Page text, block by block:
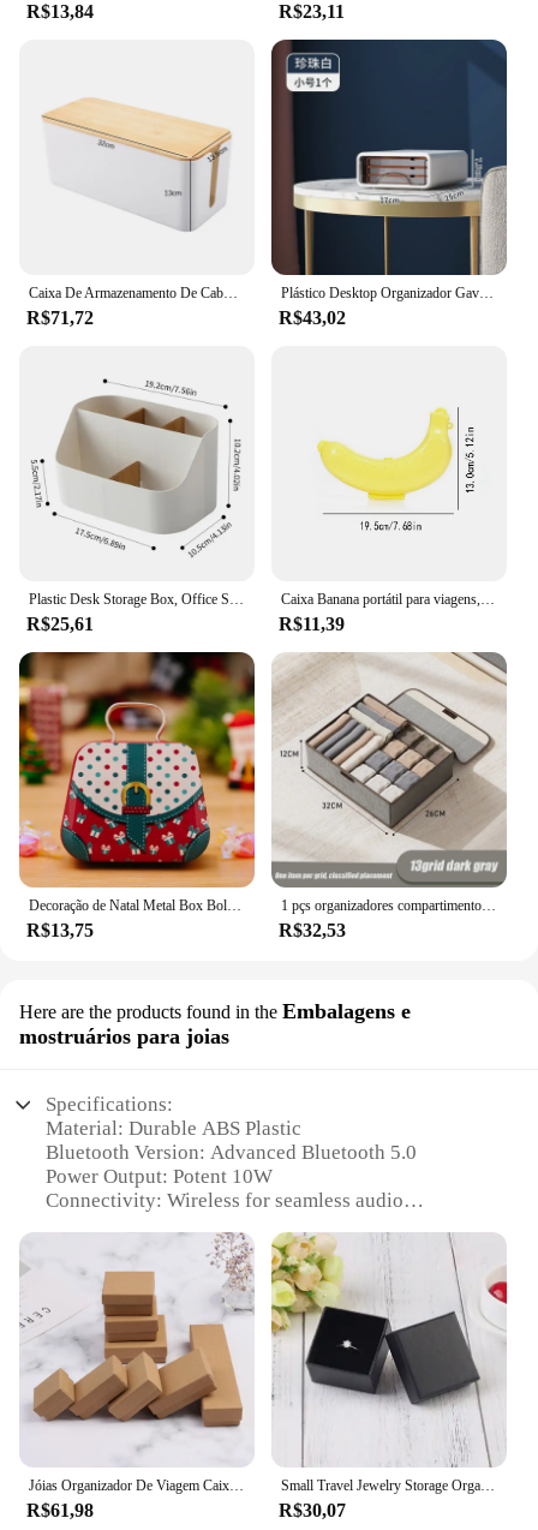
R$13,84 R$23,11
Caixa De Armazenamento De Cabo De Madeira, Caso De Faixa De Poder, Organizador De Gerenciamento De Fio, Anti-Poeira Carregador Bin, Soquete De Rede
R$71,72
Plástico Desktop Organizador Gaveta, Maquiagem Caixa De Armazenamento, Empilhável Jóias Recipiente, Grande Máscara, Armazenamento De Escritório, Medicina, Dustproof
R$43,02
Plastic Desk Storage Box, Office Supplies Box, Makeup Cosmetic Desktop Organizer, Dividing Box for Living Room
R$25,61
Caixa Banana portátil para viagens, caixa de armazenamento de frutas, forma de banana plástica, estojo protetor ao ar livre, 3 cores
R$11,39
Decoração de Natal Metal Box Bolsa Shape Tin Jar Estojo de armazenamento de jóias Kids Gift Can Decors Xmas Party, 2022
R$13,75
1 pçs organizadores compartimentos de armazenamento de tecido tipo gaveta caixa de armazenamento três em um organizador de guarda-roupa roupas meias dobráveis casa
R$32,53
Here are the products found in the Embalagens e
mostruários para joias
Specifications:
Material: Durable ABS Plastic
Bluetooth Version: Advanced Bluetooth 5.0
Power Output: Potent 10W
Connectivity: Wireless for seamless audio
Battery Life: Long-lasting up to 10 hours
Design: Sleek and portable with a stylish finish
Features:
|Caixa De Som Portátil Wireless Bluetooth 5 0
Potente Altomex Al 1188
Original|Wholesale|Vendors|
**Unmatched Sound Quality**
The Caixa De Som Portátil Wireless Bluetooth 5.0
Potente Altomex AL 1188 is a marvel of audio
engineering, designed to deliver an immersive
Jóias Organizador De Viagem Caixa De Presente com Esponja Preta, Anel Caixa De Armazenamento, Caixa De Papelão, Eco Friendly Pequenos Favores, 24 Quadrado, 5x5cm
R$61,98
Small Travel Jewelry Storage Organizer, Embalagem Portátil Case, Organizador de Bandeja, Fit for Mama Brinco, Anel, Colar, 10Pcs
R$30,07